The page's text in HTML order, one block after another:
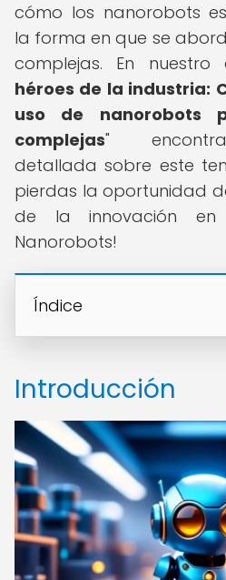
cómo los nanorobots
la forma en que se
complejas. En nuestro
héroes de la industria:
uso de nanorobots
complejas"
detallada sobre este
pierdas la oportunidad
de la innovación
Nanorobots!
Índice
Introducción